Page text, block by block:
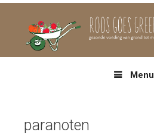
Menu
paranoten